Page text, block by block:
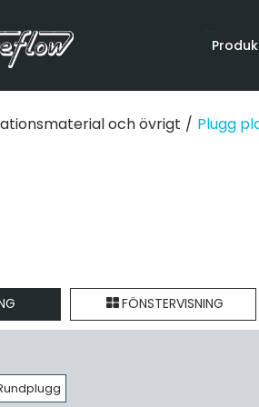
och övrigt / Plugg
FÖNSTERVISNING